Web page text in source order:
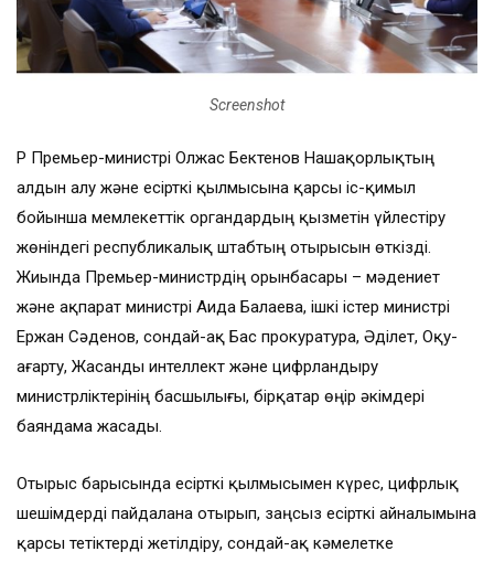
Screenshot
ҚР Премьер-министрі Олжас Бектенов Нашақорлықтың
алдын алу және есірткі қылмысына қарсы іс-қимыл
бойынша мемлекеттік органдардың қызметін үйлестіру
жөніндегі республикалық штабтың отырысын өткізді.
Жиында Премьер-министрдің орынбасары – мәдениет
және ақпарат министрі Аида Балаева, ішкі істер министрі
Ержан Сәденов, сондай-ақ Бас прокуратура, Әділет, Оқу-
ағарту, Жасанды интеллект және цифрландыру
министрліктерінің басшылығы, бірқатар өңір әкімдері
баяндама жасады.
Отырыс барысында есірткі қылмысымен күрес, цифрлық
шешімдерді пайдалана отырып, заңсыз есірткі айналымына
қарсы тетіктерді жетілдіру, сондай-ақ кәмелетке